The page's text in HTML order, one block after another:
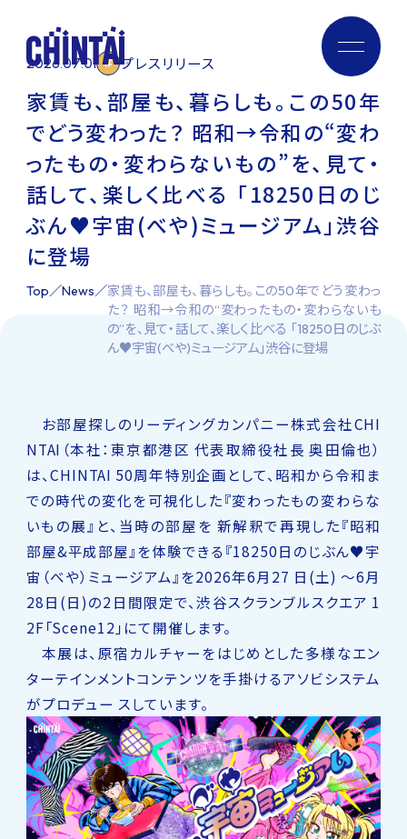
学生応援活動
メディア活動
お知らせ News
採用情報 Recruit
お問い合わせ
2026.07.01 プレスリリース
家賃も、部屋も、暮らしも。この50年
でどう変わった？ 昭和→令和の“変わ
ったもの・変わらないもの”を、見て・
話して、楽しく比べる 「18250⽇のじ
ぶん♥宇宙(べや)ミュージアム」渋谷
に登場
Top News
家賃も、部屋も、暮らしも。この50年でどう変わっ
た？ 昭和→令和の“変わったもの・変わらないも
の”を、見て・話して、楽しく比べる 「18250⽇のじぶ
ん♥宇宙(べや)ミュージアム」渋谷に登場
お部屋探しのリーディングカンパニー株式会社CHI
NTAI（本社：東京都港区 代表取締役社長 奥田倫也）
は、CHINTAI 50周年特別企画として、昭和から令和ま
での時代の変化を可視化した『変わったもの変わらな
いもの展』と、当時の部屋を 新解釈で再現した『昭和
部屋&平成部屋』を体験できる『18250⽇のじぶん♥宇
宙（べや）ミュージアム』を2026年6月27 日(土) 〜6月
28日(日)の2日間限定で、渋⾕スクランブルスクエア 1
2F「Scene12」にて開催します。
本展は、原宿カルチャーをはじめとした多様なエン
ターテインメントコンテンツを手掛けるアソビシステム
がプロデュー スしています。